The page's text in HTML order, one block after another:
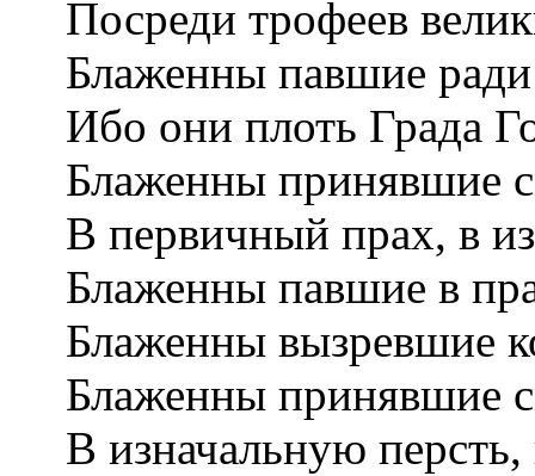
Посреди трофеев
Блаженны павшие ради
Ибо они плоть Града
Блаженны принявшие
В первичный прах, в
Блаженны павшие в
Блаженны вызревшие
Блаженны принявшие
В изначальную